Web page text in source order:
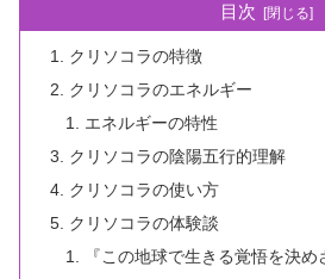
目次
クリソコラの特徴
クリソコラのエネルギー
エネルギーの特性
クリソコラの陰陽五行的理解
クリソコラの使い方
クリソコラの体験談
『この地球で生きる覚悟を決め